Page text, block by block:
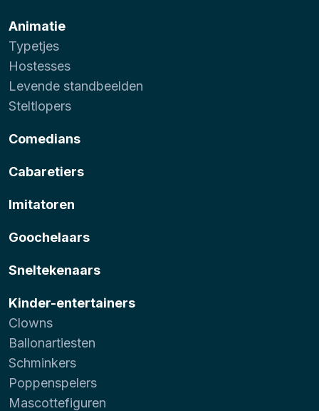
Animatie
Typetjes
Hostesses
Levende standbeelden
Steltlopers
Comedians
Cabaretiers
Imitatoren
Goochelaars
Sneltekenaars
Kinder-entertainers
Clowns
Ballonartiesten
Schminkers
Poppenspelers
Mascottefiguren